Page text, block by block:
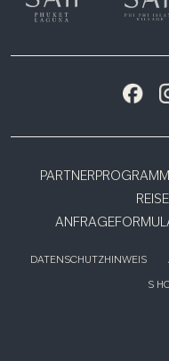
PARTNERPROGRAMM
DATENSCHUTZHINWEIS
S